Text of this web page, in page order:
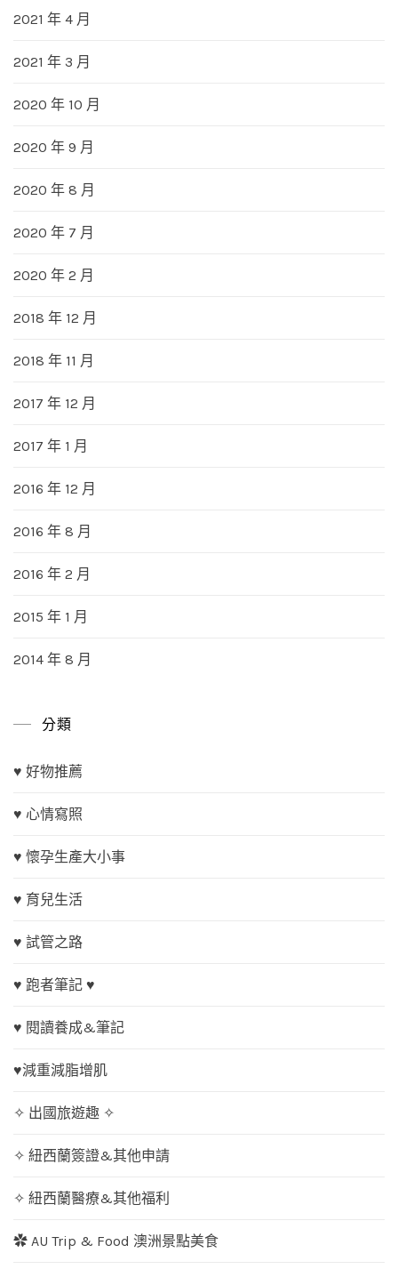
2021 年 4 月
2021 年 3 月
2020 年 10 月
2020 年 9 月
2020 年 8 月
2020 年 7 月
2020 年 2 月
2018 年 12 月
2018 年 11 月
2017 年 12 月
2017 年 1 月
2016 年 12 月
2016 年 8 月
2016 年 2 月
2015 年 1 月
2014 年 8 月
分類
♥ 好物推薦
♥ 心情寫照
♥ 懷孕生產大小事
♥ 育兒生活
♥ 試管之路
♥ 跑者筆記 ♥
♥ 閱讀養成&筆記
♥減重減脂增肌
✧ 出國旅遊趣 ✧
✧ 紐西蘭簽證&其他申請
✧ 紐西蘭醫療&其他福利
✿ AU Trip & Food 澳洲景點美食